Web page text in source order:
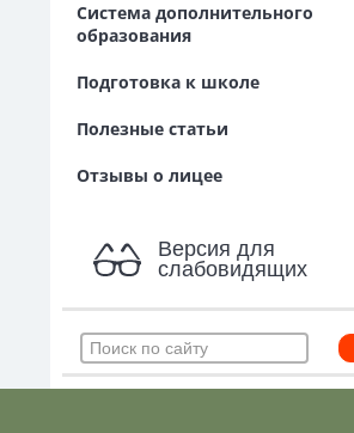
Система дополнительного
образования
Подготовка к школе
Полезные статьи
Отзывы о лицее
Версия для
слабовидящих